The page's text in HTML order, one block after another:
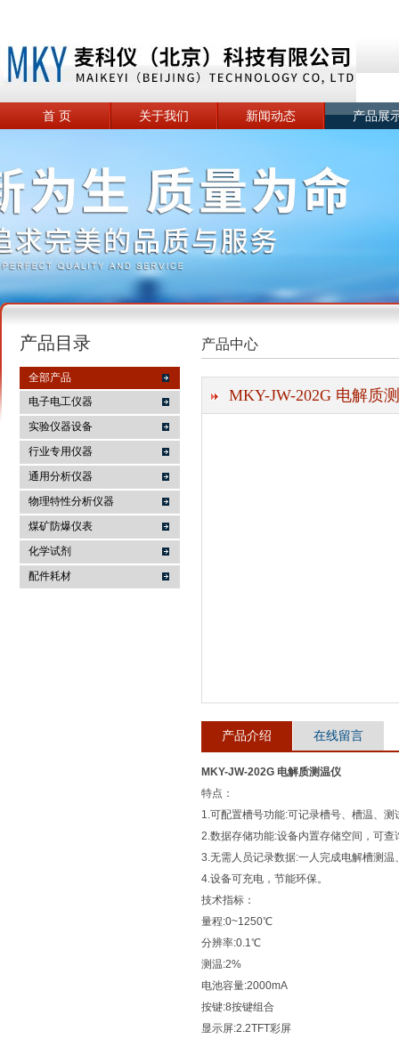
麦科仪（北京）科技有限公司
首 页 关于我们 新闻动态 产品展
产品目录
全部产品
电子电工仪器
实验仪器设备
行业专用仪器
通用分析仪器
物理特性分析仪器
煤矿防爆仪表
化学试剂
配件耗材
产品中心
MKY-JW-202G 电解质
产品介绍 在线留言
MKY-JW-202G 电解质测温仪
特点：
1.可配置槽号功能:可记录槽号、槽温、
2.数据存储功能:设备内置存储空间，可
3.无需人员记录数据:一人完成电解槽测
4.设备可充电，节能环保。
技术指标：
量程:0~1250℃
分辨率:0.1℃
测温:2%
电池容量:2000mA
按键:8按键组合
显示屏:2.2TFT彩屏